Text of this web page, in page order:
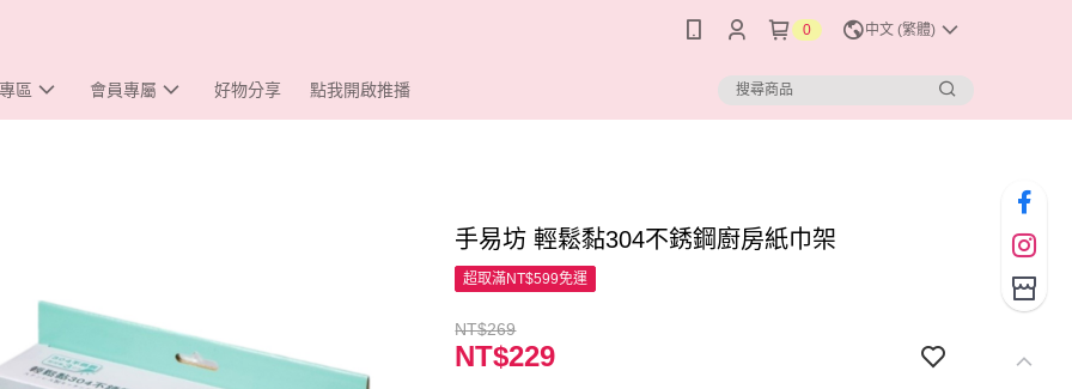
0 中文 (繁體)
區 會員專屬 好物分享 點我開啟推播
手易坊 輕鬆黏304不銹鋼廚房紙巾架
超取滿NT$599免運
NT$269
NT$229